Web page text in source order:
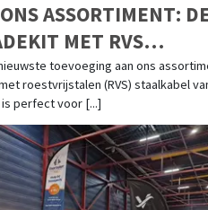
ASSORTIMENT:
MET RVS
VAN 5MM
toevoeging aan ons
roestvrijstalen (RVS) staalkabel
perfect voor [...]